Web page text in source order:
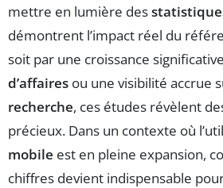
mettre en lumière des
démontrent l’impact réel du
soit par une croissance
d’affaires ou une visibilité accrue
recherche, ces études révèlent
précieux. Dans un contexte où
mobile est en pleine expansion,
chiffres devient indispensable